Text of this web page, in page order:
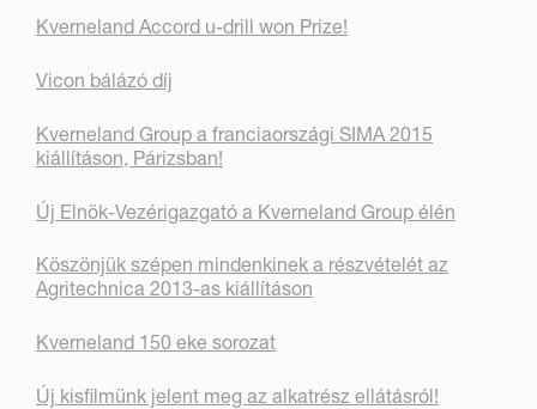
Kverneland Accord u-drill won Prize!
Vicon bálázó díj
Kverneland Group a franciaországi SIMA 2015
kiállításon, Párizsban!
Új Elnök-Vezérigazgató a Kverneland Group élén
Köszönjük szépen mindenkinek a részvételét az
Agritechnica 2013-as kiállításon
Kverneland 150 eke sorozat
Új kisfilmünk jelent meg az alkatrész ellátásról!